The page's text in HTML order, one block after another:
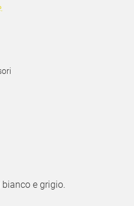
e grigio.